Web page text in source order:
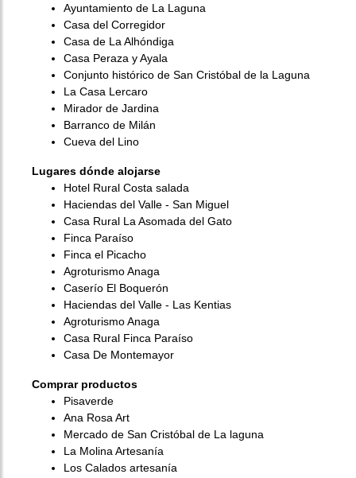
Ayuntamiento de La Laguna
Casa del Corregidor
Casa de La Alhóndiga
Casa Peraza y Ayala
Conjunto histórico de San Cristóbal de la Laguna
La Casa Lercaro
Mirador de Jardina
Barranco de Milán
Cueva del Lino
Lugares dónde alojarse
Hotel Rural Costa salada
Haciendas del Valle - San Miguel
Casa Rural La Asomada del Gato
Finca Paraíso
Finca el Picacho
Agroturismo Anaga
Caserío El Boquerón
Haciendas del Valle - Las Kentias
Agroturismo Anaga
Casa Rural Finca Paraíso
Casa De Montemayor
Comprar productos
Pisaverde
Ana Rosa Art
Mercado de San Cristóbal de La laguna
La Molina Artesanía
Los Calados artesanía